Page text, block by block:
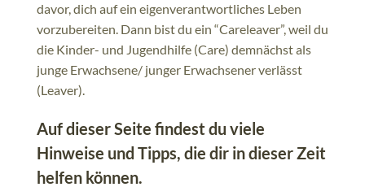
davor, dich auf ein eigenverantwortliches Leben
vorzubereiten. Dann bist du ein “Careleaver”, weil du
die Kinder- und Jugendhilfe (Care) demnächst als
junge Erwachsene/ junger Erwachsener verlässt
(Leaver).
Auf dieser Seite findest du viele
Hinweise und Tipps, die dir in dieser Zeit
helfen können.